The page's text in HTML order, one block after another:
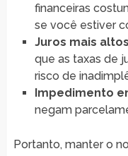
financeiras
se você estiver
Juros mais
que as taxas de
risco de
Impedimento
negam
Portanto, manter o